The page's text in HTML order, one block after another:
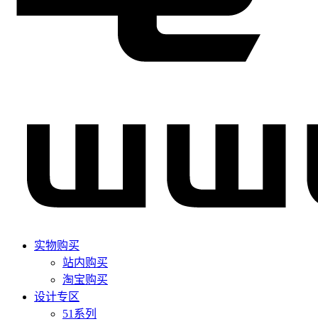
实物购买
站内购买
淘宝购买
设计专区
51系列